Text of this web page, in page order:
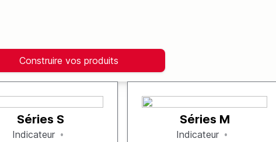
Construire vos produits
Séries S
Indicateur
Séries M
Indicateur